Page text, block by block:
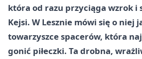
która od razu przyciąga wzrok i
Kejsi. W Lesznie mówi się o niej
towarzyszce spacerów, która
gonić piłeczki. Ta drobna,